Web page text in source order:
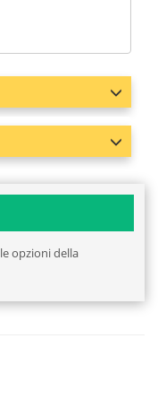
opzioni della